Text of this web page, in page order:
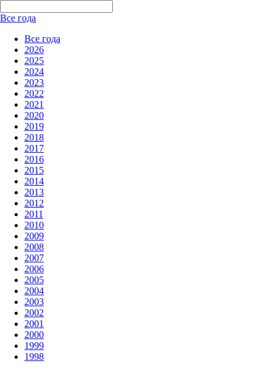
Все года
Все года
2026
2025
2024
2023
2022
2021
2020
2019
2018
2017
2016
2015
2014
2013
2012
2011
2010
2009
2008
2007
2006
2005
2004
2003
2002
2001
2000
1999
1998